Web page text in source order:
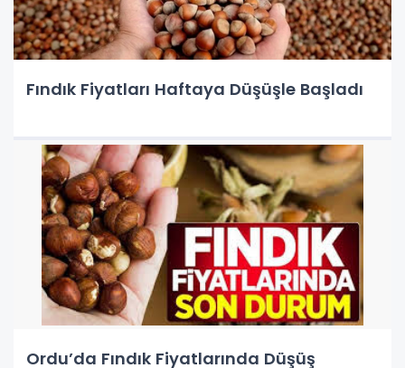
Fındık Fiyatları Haftaya Düşüşle Başladı
Ordu’da Fındık Fiyatlarında Düşüş